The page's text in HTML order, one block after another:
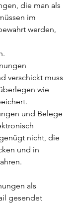
die man als
im
werden,
verschickt muss
wie
und Belege
nicht, die
und in
als
gesendet